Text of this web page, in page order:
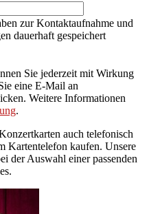
zur Kontaktaufnahme und
dauerhaft gespeichert
Sie jederzeit mit Wirkung
eine E-Mail an
Weitere Informationen
.
auch telefonisch
Kartentelefon kaufen. Unsere
der Auswahl einer passenden